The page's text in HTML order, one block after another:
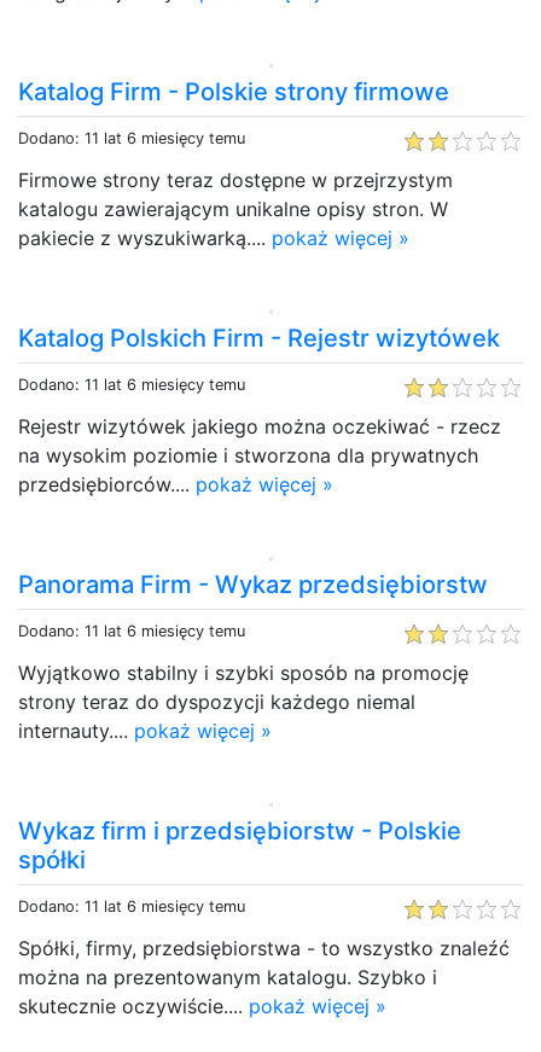
Katalog Firm - Polskie strony firmowe
Dodano: 11 lat 6 miesięcy temu
Firmowe strony teraz dostępne w przejrzystym
katalogu zawierającym unikalne opisy stron. W
pakiecie z wyszukiwarką.... pokaż więcej »
Katalog Polskich Firm - Rejestr wizytówek
Dodano: 11 lat 6 miesięcy temu
Rejestr wizytówek jakiego można oczekiwać - rzecz
na wysokim poziomie i stworzona dla prywatnych
przedsiębiorców.... pokaż więcej »
Panorama Firm - Wykaz przedsiębiorstw
Dodano: 11 lat 6 miesięcy temu
Wyjątkowo stabilny i szybki sposób na promocję
strony teraz do dyspozycji każdego niemal
internauty.... pokaż więcej »
Wykaz firm i przedsiębiorstw - Polskie
spółki
Dodano: 11 lat 6 miesięcy temu
Spółki, firmy, przedsiębiorstwa - to wszystko znaleźć
można na prezentowanym katalogu. Szybko i
skutecznie oczywiście.... pokaż więcej »